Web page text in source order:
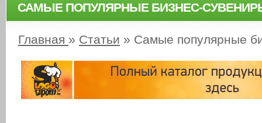
САМЫЕ ПОПУЛЯРНЫЕ БИЗНЕС-
Главная » Статьи » Самые популярные